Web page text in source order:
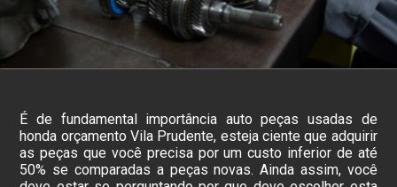
É de fundamental importância auto peças usadas de
honda orçamento Vila Prudente, esteja ciente que adquirir
as peças que você precisa por um custo inferior de até
50% se comparadas a peças novas. Ainda assim, você